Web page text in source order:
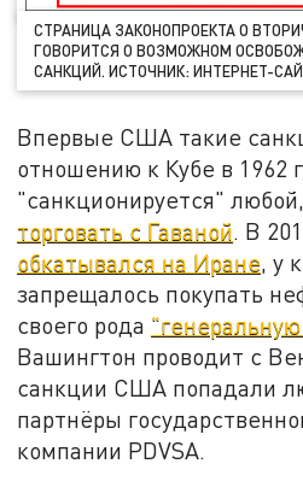
СТРАНИЦА ЗАКОНОПРОЕКТА О
ГОВОРИТСЯ О ВОЗМОЖНОМ
САНКЦИЙ. ИСТОЧНИК: ИНТЕРНЕТ-
Впервые США такие
отношению к Кубе в 1962
"санкционируется"
торговать с Гаваной. В
обкатывался на Иране, у
запрещалось покупать
своего рода
Вашингтон проводит с
санкции США попадали
партнёры
компании PDVSA.